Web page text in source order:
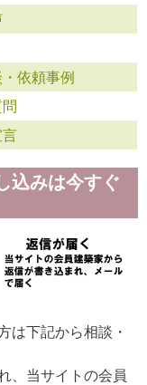
依頼事例
込みは今すぐ
は下記から相談・
、当サイトの会員